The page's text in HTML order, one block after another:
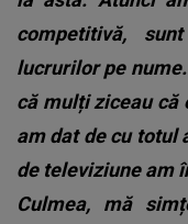
competitivă,
lucrurilor pe nume.
că mulți ziceau că
am dat de cu totul
de televiziune am
Culmea, mă